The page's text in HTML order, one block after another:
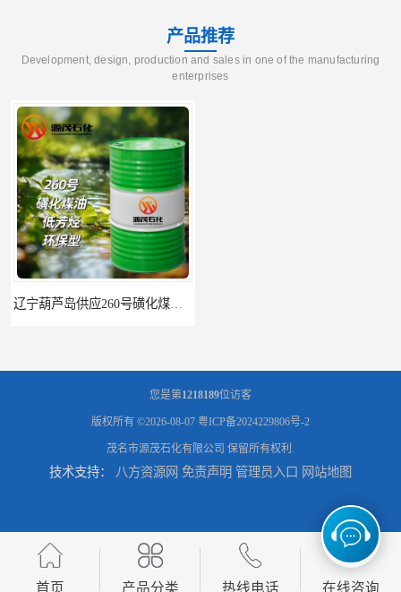
产品推荐
Development, design, production and sales in one of the manufacturing
enterprises
辽宁葫芦岛供应260号磺化煤油电解铜电解镍钴稀释剂
您是第1218189位访客
版权所有 ©2026-08-07 粤ICP备2024229806号-2
茂名市源茂石化有限公司 保留所有权利.
技术支持： 八方资源网 免责声明 管理员入口 网站地图
首页 产品分类 热线电话 在线咨询